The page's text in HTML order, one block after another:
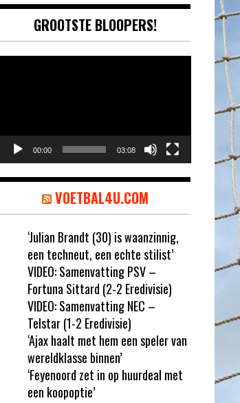
GROOTSTE BLOOPERS!
00:00 03:08
VOETBAL4U.COM
‘Julian Brandt (30) is waanzinnig,
een techneut, een echte stilist’
VIDEO: Samenvatting PSV –
Fortuna Sittard (2-2 Eredivisie)
VIDEO: Samenvatting NEC –
Telstar (1-2 Eredivisie)
‘Ajax haalt met hem een speler van
wereldklasse binnen’
‘Feyenoord zet in op huurdeal met
een koopoptie’